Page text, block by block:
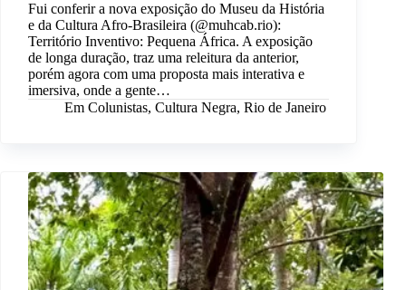
Fui conferir a nova exposição do Museu da História
e da Cultura Afro-Brasileira (@muhcab.rio):
Território Inventivo: Pequena África. A exposição
de longa duração, traz uma releitura da anterior,
porém agora com uma proposta mais interativa e
imersiva, onde a gente…
Em Colunistas,Cultura Negra,Rio de Janeiro